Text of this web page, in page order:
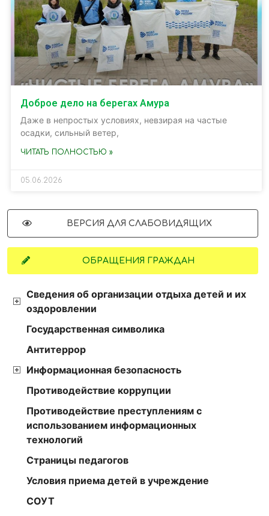
Доброе дело на берегах Амура
Даже в непростых условиях, невзирая на частые
осадки, сильный ветер,
ЧИТАТЬ ПОЛНОСТЬЮ »
05.06.2026
ВЕРСИЯ ДЛЯ СЛАБОВИДЯЩИХ
ОБРАЩЕНИЯ ГРАЖДАН
Сведения об организации отдыха детей и их
оздоровлении
Государственная символика
Антитеррор
Информационная безопасность
Противодействие коррупции
Противодействие преступлениям с
использованием информационных
технологий
Страницы педагогов
Условия приема детей в учреждение
СОУТ